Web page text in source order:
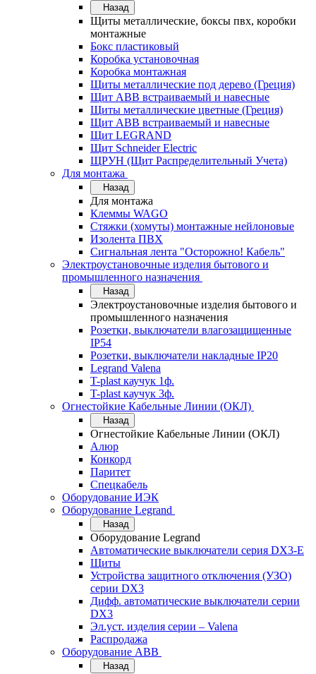
Назад
Щиты металлические, боксы пвх, коробки
монтажные
Бокс пластиковый
Коробка установочная
Коробка монтажная
Щиты металлические под дерево (Греция)
Щит ABB встраиваемый и навесные
Щиты металлические цветные (Греция)
Щит ABB встраиваемый и навесные
Щит LEGRAND
Щит Schneider Electric
ЩРУН (Щит Распределительный Учета)
Для монтажа
Назад
Для монтажа
Клеммы WAGO
Стяжки (хомуты) монтажные нейлоновые
Изолента ПВХ
Сигнальная лента "Осторожно! Кабель"
Электроустановочные изделия бытового и
промышленного назначения
Назад
Электроустановочные изделия бытового и
промышленного назначения
Розетки, выключатели влагозащищенные
IP54
Розетки, выключатели накладные IP20
Legrand Valena
T-plast каучук 1ф.
T-plast каучук 3ф.
Огнестойкие Кабельные Линии (ОКЛ)
Назад
Огнестойкие Кабельные Линии (ОКЛ)
Алюр
Конкорд
Паритет
Спецкабель
Оборудование ИЭК
Оборудование Legrand
Назад
Оборудование Legrand
Автоматические выключатели серия DX3-E
Щиты
Устройства защитного отключения (УЗО)
серии DX3
Дифф. автоматические выключатели серии
DX3
Эл.уст. изделия серии – Valena
Распродажа
Оборудование АВВ
Назад